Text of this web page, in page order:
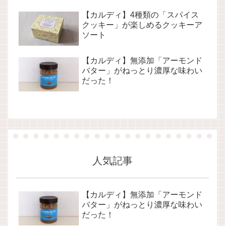
【カルディ】4種類の「スパイス
クッキー」が楽しめるクッキーア
ソート
【カルディ】無添加「アーモンド
バター」がねっとり濃厚な味わい
だった！
人気記事
【カルディ】無添加「アーモンド
バター」がねっとり濃厚な味わい
だった！